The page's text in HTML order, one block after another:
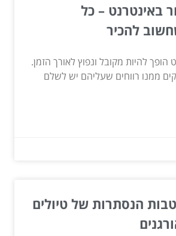
באינטרנט – כל
להכיר
להיות מקובל ונפוץ לאורך הזמן.
ממנו רווחים שעליהם יש לשלם
הנסתרות של טיולים